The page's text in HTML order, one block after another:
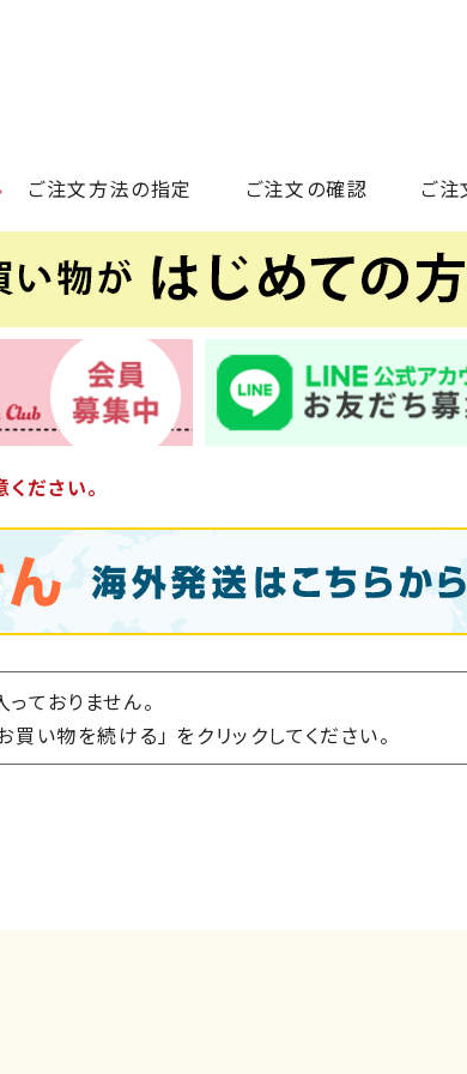
ご注文方法の指定 ご注文の確認 ご
ださい。
ておりません。
い物を続ける」 をクリックしてください。